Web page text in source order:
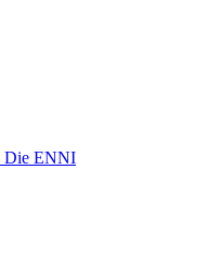
Die ENNI